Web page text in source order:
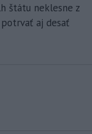
štátu neklesne z
aj desať